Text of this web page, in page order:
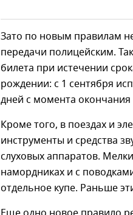
Зато по новым правилам
передачи полицейским.
билета при истечении
рождении: с 1 сентября
дней с момента окончания
Кроме того, в поездах и
инструменты и средства
слуховых аппаратов.
намордниках и с
отдельное купе. Раньше